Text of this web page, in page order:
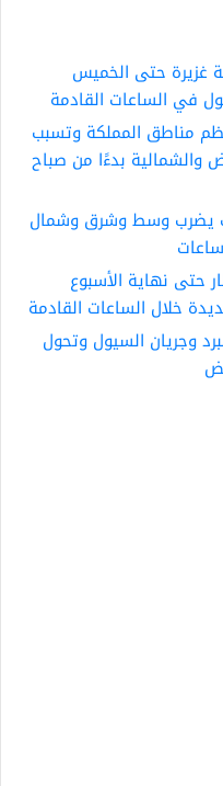
غزيرة حتى الخميس
في الساعات القادمة
مناطق المملكة وتسبب
والشمالية بدءًا من صباح
يضرب وسط وشرق وشمال
حتى نهاية الأسبوع
خلال الساعات القادمة
وجريان السيول وتحول